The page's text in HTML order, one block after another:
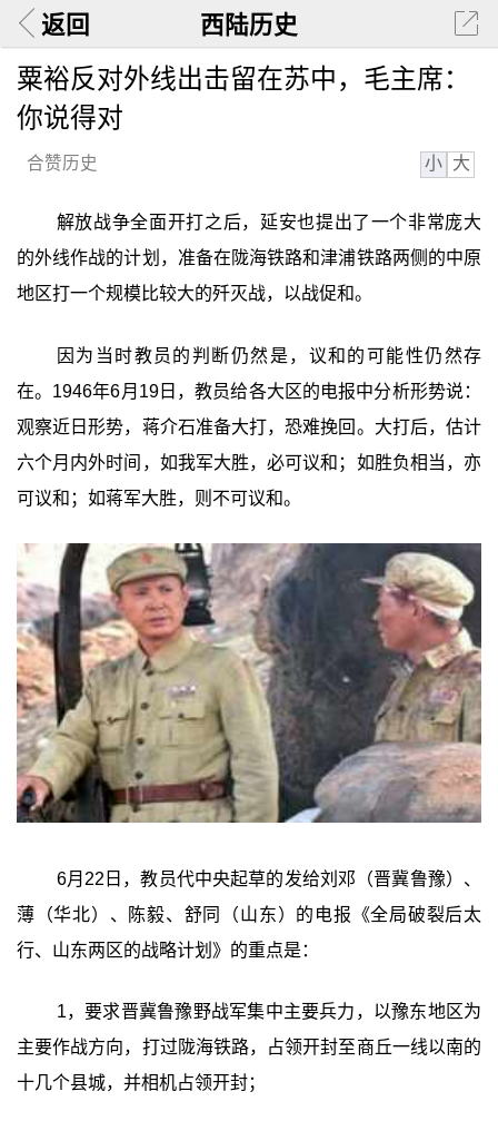
返回 西陆历史
粟裕反对外线出击留在苏中，毛主席：
你说得对
合赞历史 小 大
解放战争全面开打之后，延安也提出了一个非常庞大
的外线作战的计划，准备在陇海铁路和津浦铁路两侧的中原
地区打一个规模比较大的歼灭战，以战促和。
因为当时教员的判断仍然是，议和的可能性仍然存
在。1946年6月19日，教员给各大区的电报中分析形势说：
观察近日形势，蒋介石准备大打，恐难挽回。大打后，估计
六个月内外时间，如我军大胜，必可议和；如胜负相当，亦
可议和；如蒋军大胜，则不可议和。
6月22日，教员代中央起草的发给刘邓（晋冀鲁豫）、
薄（华北）、陈毅、舒同（山东）的电报《全局破裂后太
行、山东两区的战略计划》的重点是：
1，要求晋冀鲁豫野战军集中主要兵力，以豫东地区为
主要作战方向，打过陇海铁路，占领开封至商丘一线以南的
十几个县城，并相机占领开封；